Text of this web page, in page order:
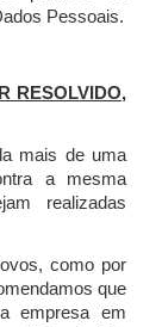
Pessoais.
RESOLVIDO,
mais de uma
a mesma
realizadas
como por
que
empresa em